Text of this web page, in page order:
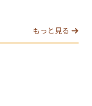
もっと見る